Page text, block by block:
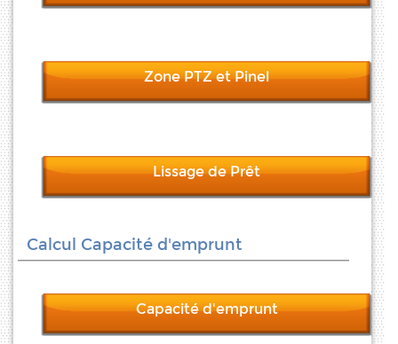
Zone PTZ et Pinel
Lissage de Prêt
Calcul Capacité d'emprunt
Capacité d'emprunt